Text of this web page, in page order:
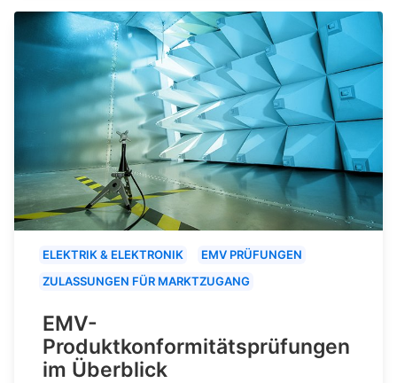
ELEKTRIK & ELEKTRONIK
EMV PRÜFUNGEN
ZULASSUNGEN FÜR MARKTZUGANG
EMV-
Produktkonformitätsprüfungen
im Überblick